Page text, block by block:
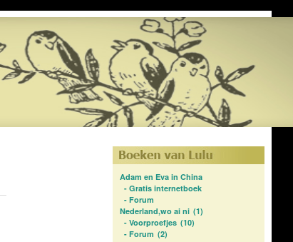
Adam en Eva in China
- Gratis internetboek
- Forum
Nederland,wo ai ni (1)
- Voorproefjes (10)
- Forum (2)